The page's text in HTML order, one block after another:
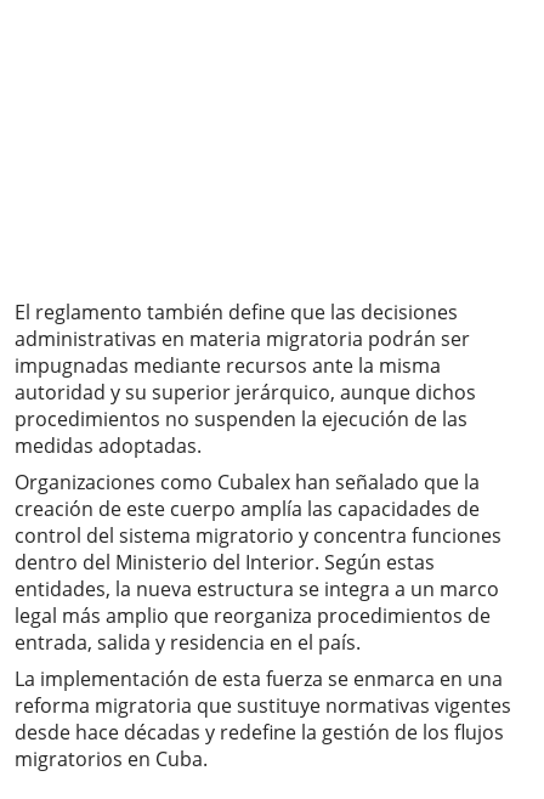
El reglamento también define que las decisiones
administrativas en materia migratoria podrán ser
impugnadas mediante recursos ante la misma
autoridad y su superior jerárquico, aunque dichos
procedimientos no suspenden la ejecución de las
medidas adoptadas.
Organizaciones como Cubalex han señalado que la
creación de este cuerpo amplía las capacidades de
control del sistema migratorio y concentra funciones
dentro del Ministerio del Interior. Según estas
entidades, la nueva estructura se integra a un marco
legal más amplio que reorganiza procedimientos de
entrada, salida y residencia en el país.
La implementación de esta fuerza se enmarca en una
reforma migratoria que sustituye normativas vigentes
desde hace décadas y redefine la gestión de los flujos
migratorios en Cuba.